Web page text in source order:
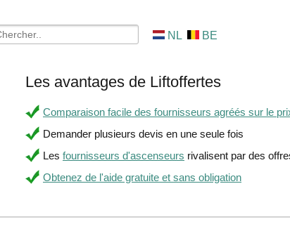
NL BE
Les avantages de Liftoffertes
Comparaison facile des fournisseurs agréés sur le
Demander plusieurs devis en une seule fois
Les fournisseurs d'ascenseurs rivalisent par des
Obtenez de l'aide gratuite et sans obligation